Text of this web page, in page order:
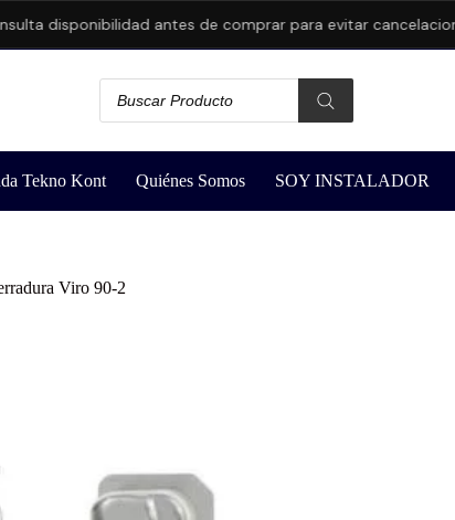
disponibilidad antes de comprar para evitar cancelaciones.
Tekno Kont Quiénes Somos SOY INSTALADOR
Viro 90-2